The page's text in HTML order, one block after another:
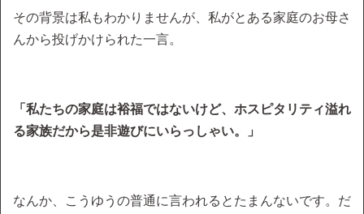
その背景は私もわかりませんが、私がとある家庭のお母さ
んから投げかけられた一言。
「私たちの家庭は裕福ではないけど、ホスピタリティ溢れ
る家族だから是非遊びにいらっしゃい。」
なんか、こうゆうの普通に言われるとたまんないです。だ